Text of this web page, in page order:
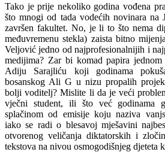
Tako je prije nekoliko godina vođena
što mnogi od tada vodećih novinara na
završen fakultet. No, je li to što nema
međuvremenu stekla) zaista bitno
Veljović jedno od najprofesionalnijih i
medijima? Zar bi komad papira jednom
Adiju Sarajliću koji godinama
bosanskog Ali G u nizu propalih
bolji voditelj? Mislite li da je veći
vječni student, ili što već godinama
splačinom od emisije koju naziva
iako se radi o blesavoj mješavini
otvorenog veličanja diktatorskih i
tekstova na nivou osmogodišnjeg djeteta